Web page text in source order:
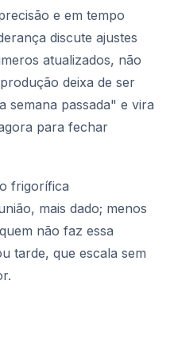
e em tempo
discute ajustes
atualizados, não
deixa de ser
semana passada" e vira
para fechar
frigorífica
mais dado; menos
não faz essa
tarde, que escala sem